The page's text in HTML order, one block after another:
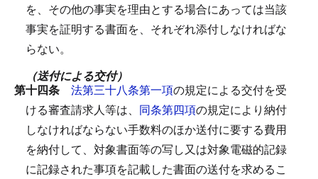
を、その他の事実を理由とする場合にあっては当該
事実を証明する書面を、それぞれ添付しなければな
らない。
（送付による交付）
第十四条 法第三十八条第一項の規定による交付を受
ける審査請求人等は、 同条第四項の規定により納付
しなければならない手数料のほか送付に要する費用
を納付して、対象書面等の写し又は対象電磁的記録
に記録された事項を記載した書面の送付を求めるこ